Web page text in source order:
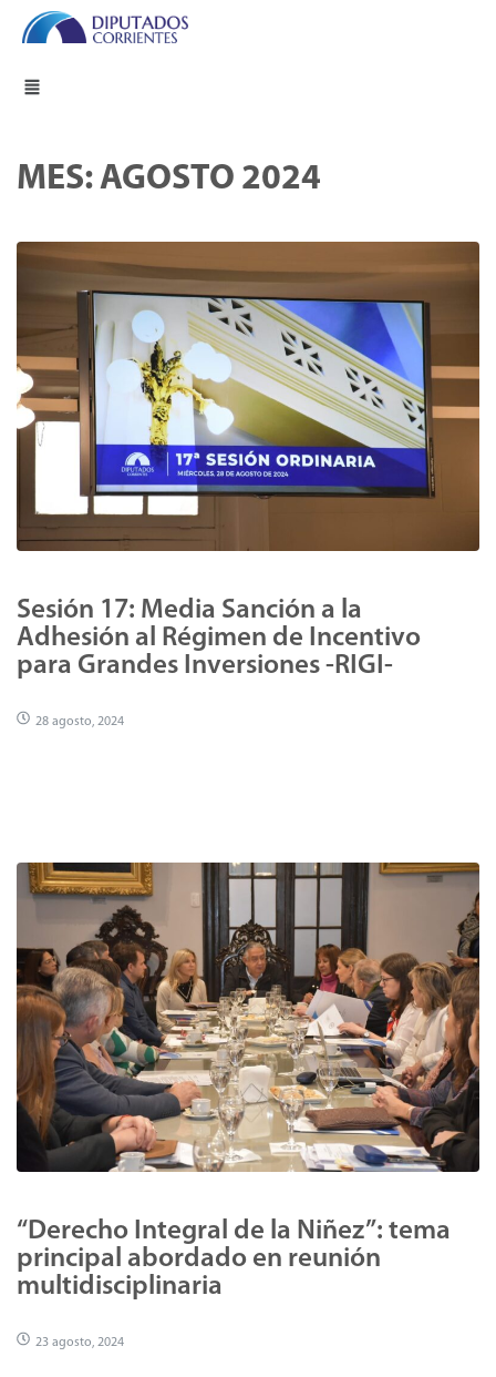
MES:AGOSTO 2024
Sesión 17: Media Sanción a la
Adhesión al Régimen de Incentivo
para Grandes Inversiones -RIGI-
28 agosto, 2024
“Derecho Integral de la Niñez”: tema
principal abordado en reunión
multidisciplinaria
23 agosto, 2024